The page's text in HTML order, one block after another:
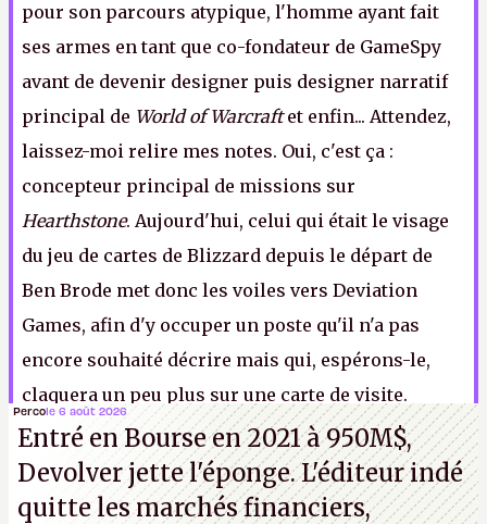
pour son parcours atypique, l'homme ayant fait
ses armes en tant que co-fondateur de GameSpy
avant de devenir designer puis designer narratif
principal de World of Warcraftet enfin... Attendez,
laissez-moi relire mes notes. Oui, c'est ça :
concepteur principal de missions sur
Hearthstone. Aujourd'hui, celui qui était le visage
du jeu de cartes de Blizzard depuis le départ de
Ben Brode met donc les voiles vers Deviation
Games, afin d'y occuper un poste qu'il n'a pas
encore souhaité décrire mais qui, espérons-le,
claquera un peu plus sur une carte de visite.
Note 1 : Oui, je n'allais quand même pas écrire « merde ».
Canard PC c'est avant tout le refus de la vulgarité gratuite.
Percole 6 août 2026
Entré en Bourse en 2021 à 950M$,
Devolver jette l'éponge. L'éditeur indé
quitte les marchés financiers,